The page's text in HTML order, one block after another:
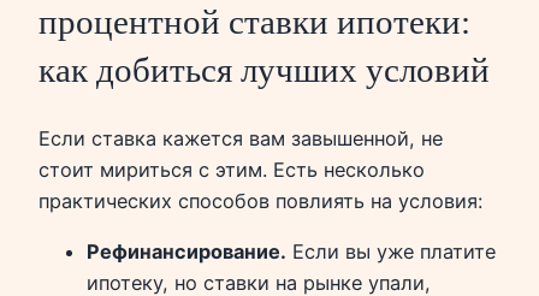
процентной ставки ипотеки:
как добиться лучших условий
Если ставка кажется вам завышенной, не
стоит мириться с этим. Есть несколько
практических способов повлиять на условия:
Рефинансирование. Если вы уже платите
ипотеку, но ставки на рынке упали,